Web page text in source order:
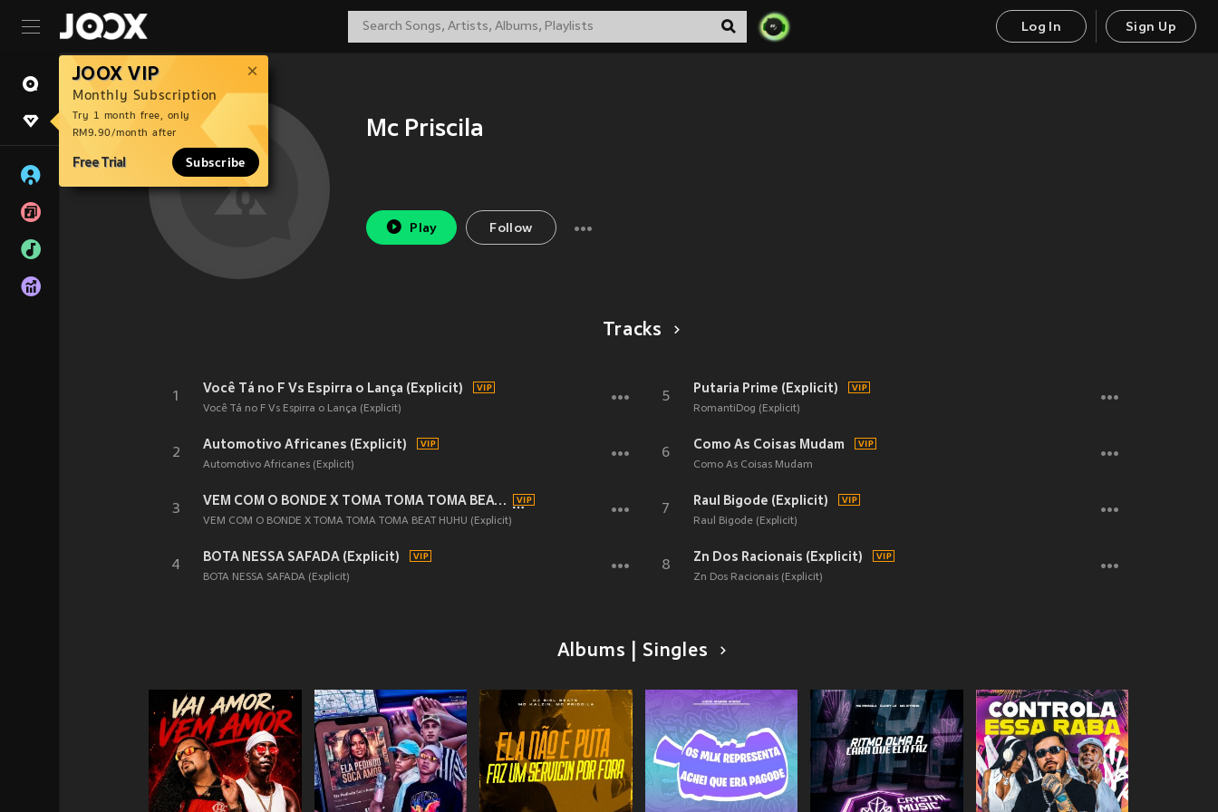
Log In Sign Up
JOOX VIP
Monthly Subscription
Try 1 month free, only
RM9.90/month after
Free Trial Subscribe
Mc Priscila
Play Follow
Tracks
1
Você Tá no F Vs Espirra o Lança (Explicit)
Você Tá no F Vs Espirra o Lança (Explicit)
2
Automotivo Africanes (Explicit)
Automotivo Africanes (Explicit)
3
VEM COM O BONDE X TOMA TOMA TOMA BEAT HUHU (Explicit)
VEM COM O BONDE X TOMA TOMA TOMA BEAT HUHU (Explicit)
4
BOTA NESSA SAFADA (Explicit)
BOTA NESSA SAFADA (Explicit)
5
Putaria Prime (Explicit)
RomantiDog (Explicit)
6
Como As Coisas Mudam
Como As Coisas Mudam
7
Raul Bigode (Explicit)
Raul Bigode (Explicit)
8
Zn Dos Racionais (Explicit)
Zn Dos Racionais (Explicit)
Albums | Singles